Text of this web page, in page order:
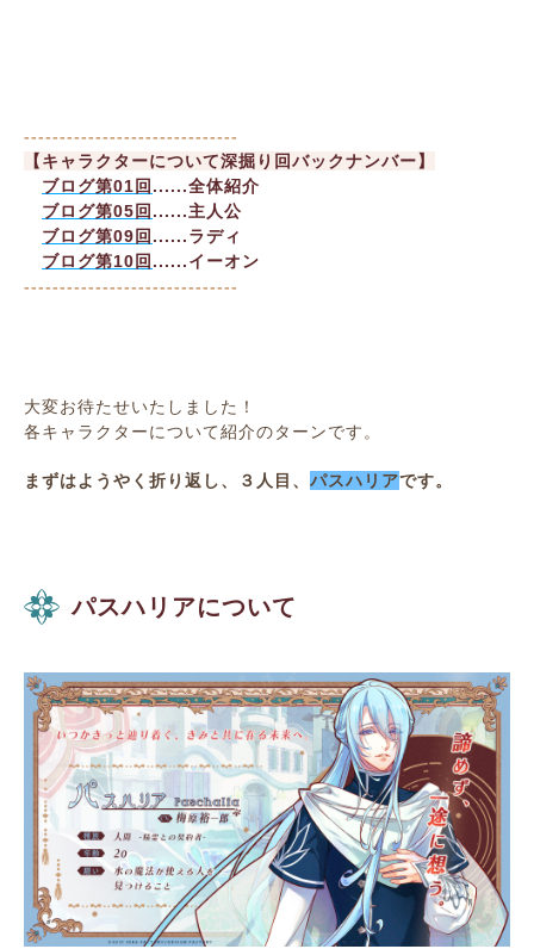
------------------------------
【キャラクターについて深掘り回バックナンバー】
ブログ第01回 ......全体紹介
ブログ第05回 ......主人公
ブログ第09回 ......ラディ
ブログ第10回 ......イーオン
------------------------------
大変お待たせいたしました！
各キャラクターについて紹介のターンです。
まずはようやく折り返し、 ３人目、 パスハリアです。
パスハリアについて